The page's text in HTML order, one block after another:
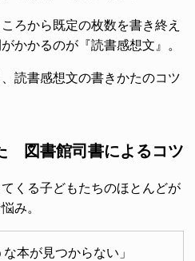
ろから既定の枚数を書き終え
かかるのが『読書感想文』。
読書感想文の書きかたのコツ
図書館司書によるコツ
くる子どもたちのほとんどが
み。
本が見つからない」